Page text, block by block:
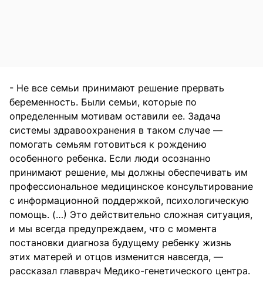
- Не все семьи принимают решение прервать
беременность. Были семьи, которые по
определенным мотивам оставили ее. Задача
системы здравоохранения в таком случае —
помогать семьям готовиться к рождению
особенного ребенка. Если люди осознанно
принимают решение, мы должны обеспечивать им
профессиональное медицинское консультирование
с информационной поддержкой, психологическую
помощь. (…) Это действительно сложная ситуация,
и мы всегда предупреждаем, что с момента
постановки диагноза будущему ребенку жизнь
этих матерей и отцов изменится навсегда, —
рассказал главврач Медико-генетического центра.